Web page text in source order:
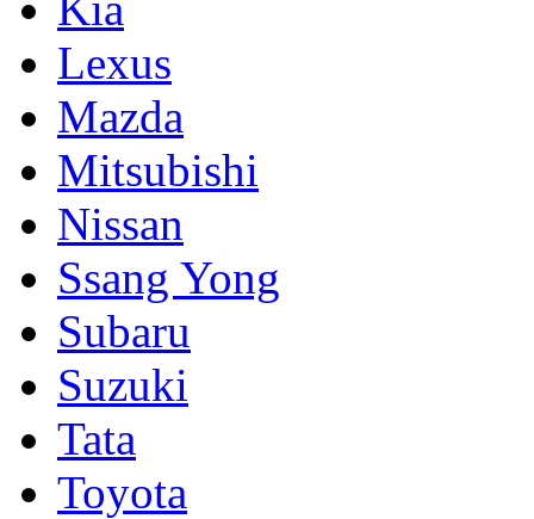
Lexus
Mazda
Mitsubishi
Nissan
Ssang Yong
Subaru
Suzuki
Tata
Toyota